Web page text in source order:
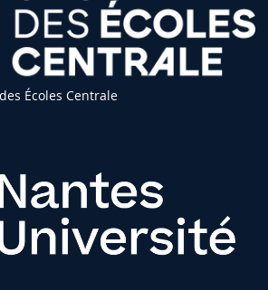
Écoles Centrale